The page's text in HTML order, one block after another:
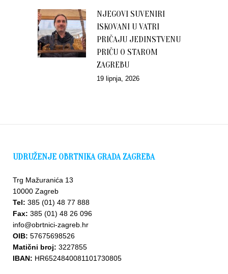
NJEGOVI SUVENIRI
ISKOVANI U VATRI
PRIČAJU JEDINSTVENU
PRIČU O STAROM
ZAGREBU
19 lipnja, 2026
UDRUŽENJE OBRTNIKA GRADA ZAGREBA
Trg Mažuranića 13
10000 Zagreb
Tel: 385 (01) 48 77 888
Fax: 385 (01) 48 26 096
info@obrtnici-zagreb.hr
OIB: 57675698526
Matični broj: 3227855
IBAN: HR6524840081101730805